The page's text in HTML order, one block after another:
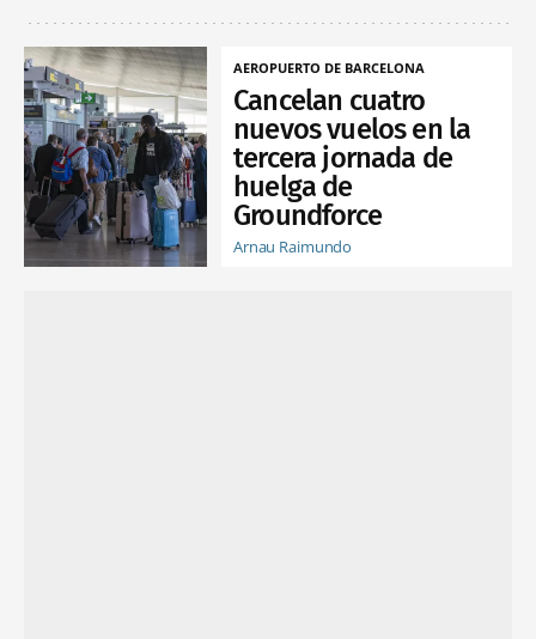
AEROPUERTO DE BARCELONA
Cancelan cuatro
nuevos vuelos en la
tercera jornada de
huelga de
Groundforce
Arnau Raimundo